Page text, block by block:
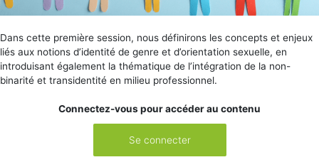
Dans cette première session, nous définirons les concepts et enjeux
liés aux notions d’identité de genre et d’orientation sexuelle, en
introduisant également la thématique de l’intégration de la non-
binarité et transidentité en milieu professionnel.
Connectez-vous pour accéder au contenu
Se connecter